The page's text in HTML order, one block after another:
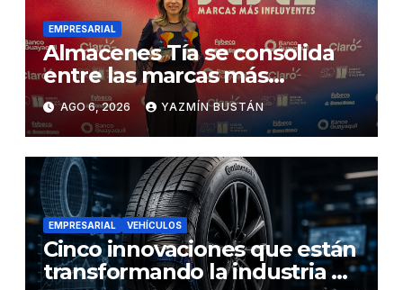
EMPRESARIAL
Almacenes Tía se consolida
entre las marcas más
influyentes del Ecuador
AGO 6, 2026 YAZMÍN BUSTÁN
EMPRESARIAL VEHÍCULOS
Cinco innovaciones que están
transformando la industria de